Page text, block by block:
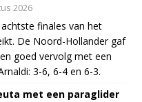
2026
finales van het
De Noord-Hollander gaf
goed vervolg met een
3-6, 6-4 en 6-3.
met een paraglider